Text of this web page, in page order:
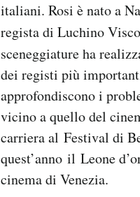
italiani. Rosi è nato a
regista di Luchino
sceneggiature ha
dei registi più
approfondiscono i
vicino a quello del
carriera al Festival di
quest’anno il Leone
cinema di Venezia.